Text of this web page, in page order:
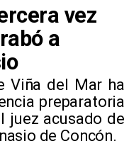
vez
a
Viña del Mar ha
preparatoria
juez acusado de
de Concón.